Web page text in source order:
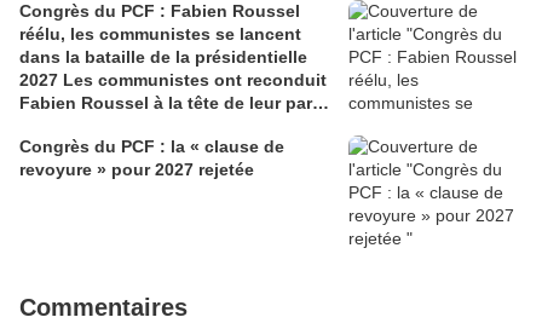
Congrès du PCF : Fabien Roussel
réélu, les communistes se lancent
dans la bataille de la présidentielle
2027 Les communistes ont reconduit
Fabien Roussel à la tête de leur parti,
Lille. Le secrétaire national, dont la
candidature devrait être officialisée le
Congrès du PCF : la « clause de
revoyure » pour 2027 rejetée
Commentaires